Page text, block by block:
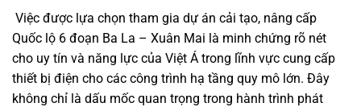
Việc được lựa chọn tham gia dự án cải tạo, nâng cấp
Quốc lộ 6 đoạn Ba La – Xuân Mai là minh chứng rõ nét
cho uy tín và năng lực của Việt Á trong lĩnh vực cung cấp
thiết bị điện cho các công trình hạ tầng quy mô lớn. Đây
không chỉ là dấu mốc quan trọng trong hành trình phát